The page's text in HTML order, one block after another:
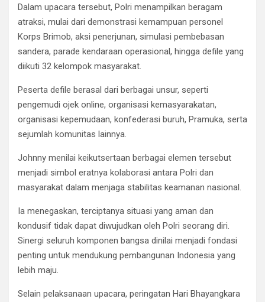
Dalam upacara tersebut, Polri menampilkan beragam
atraksi, mulai dari demonstrasi kemampuan personel
Korps Brimob, aksi penerjunan, simulasi pembebasan
sandera, parade kendaraan operasional, hingga defile yang
diikuti 32 kelompok masyarakat.
Peserta defile berasal dari berbagai unsur, seperti
pengemudi ojek online, organisasi kemasyarakatan,
organisasi kepemudaan, konfederasi buruh, Pramuka, serta
sejumlah komunitas lainnya.
Johnny menilai keikutsertaan berbagai elemen tersebut
menjadi simbol eratnya kolaborasi antara Polri dan
masyarakat dalam menjaga stabilitas keamanan nasional.
Ia menegaskan, terciptanya situasi yang aman dan
kondusif tidak dapat diwujudkan oleh Polri seorang diri.
Sinergi seluruh komponen bangsa dinilai menjadi fondasi
penting untuk mendukung pembangunan Indonesia yang
lebih maju.
Selain pelaksanaan upacara, peringatan Hari Bhayangkara